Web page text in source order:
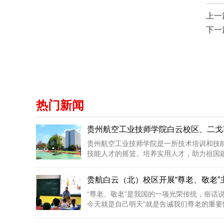
上
下一
热门新闻
贵州航空工业技师学院白云校区、二
贵州航空工业技师学院是一所技术培训和技
技能人才的摇篮。培养实用人才，助力祖国
贵航白云（北）校区开展“尊老、敬老”
“尊老、敬老”是我国的一项光荣传统，俗话
今天就是自己明天”就是告诫我们尊老的重